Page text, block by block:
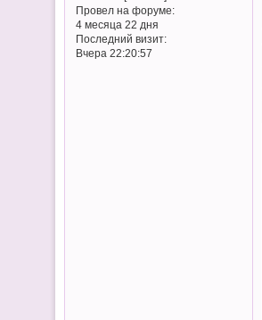
Провел на форуме:
4 месяца 22 дня
Последний визит:
Вчера 22:20:57